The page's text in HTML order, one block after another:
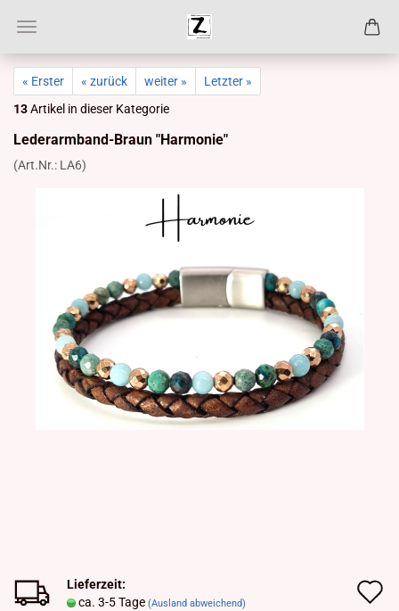
« Erster « zurück weiter »
Letzter »
13Artikel in dieser Kategorie
Lederarmband-​Braun "Har­mo­nie"
(Art.Nr.: LA6)
Lieferzeit:
ca. 3-5 Tage (Ausland abweichend)